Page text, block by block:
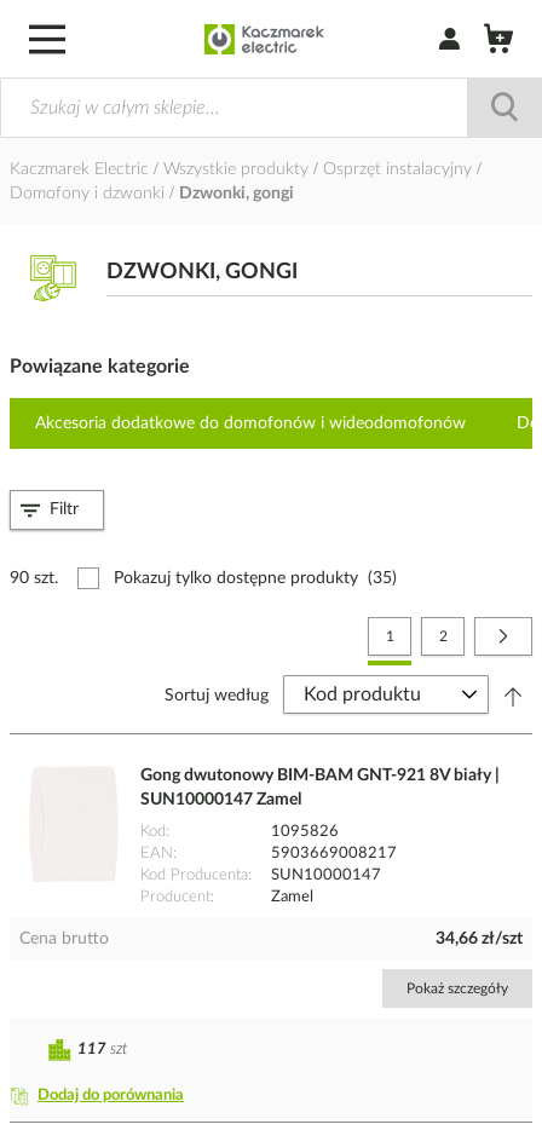
Zaloguj się /
Kaczmarek Electric Wszystkie produkty
Osprzęt instalacyjny
Domofony i dzwonki
Dzwonki, gongi
DZWONKI, GONGI
Powiązane kategorie
Akcesoria dodatkowe do domofonów i wideodomofonów
90 szt. Pokazuj tylko dostępne produkty (35)
Strona
Aktualnie czytasz stronę
1 Strona
2
Sortuj według
Gong dwutonowy BIM-BAM GNT-921 8V biały |
SUN10000147 Zamel
Kod
1095826
EAN
5903669008217
Kod Producenta
SUN10000147
Producent
Zamel
Cena brutto 34,66 zł/szt
Pokaż szczegóły
Dodaj do porównania
117 szt
Filtr